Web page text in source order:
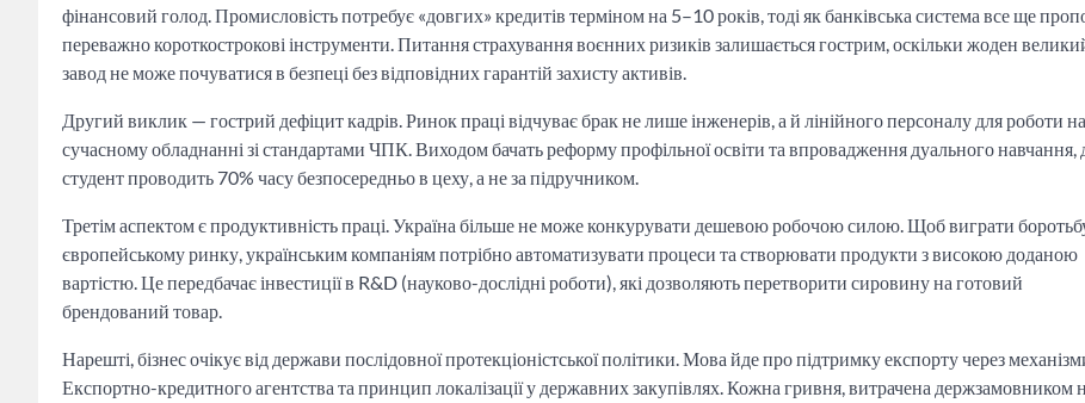
фінансовий голод. Промисловість потребує «довгих» кредитів терміном на 5–10 років, тоді як банківська система все ще
переважно короткострокові інструменти. Питання страхування воєнних ризиків залишається гострим, оскільки жоден
завод не може почуватися в безпеці без відповідних гарантій захисту активів.
Другий виклик — гострий дефіцит кадрів. Ринок праці відчуває брак не лише інженерів, а й лінійного персоналу для роботи на
сучасному обладнанні зі стандартами ЧПК. Виходом бачать реформу профільної освіти та впровадження дуального навчання,
студент проводить 70% часу безпосередньо в цеху, а не за підручником.
Третім аспектом є продуктивність праці. Україна більше не може конкурувати дешевою робочою силою. Щоб виграти
європейському ринку, українським компаніям потрібно автоматизувати процеси та створювати продукти з високою доданою
вартістю. Це передбачає інвестиції в R&D (науково-дослідні роботи), які дозволяють перетворити сировину на готовий
брендований товар.
Нарешті, бізнес очікує від держави послідовної протекціоністської політики. Мова йде про підтримку експорту через
Експортно-кредитного агентства та принцип локалізації у державних закупівлях. Кожна гривня, витрачена держзамовником